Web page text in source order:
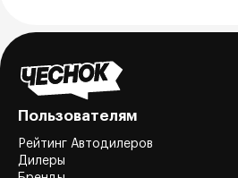
Пользователям
Рейтинг Автодилеров
Дилеры